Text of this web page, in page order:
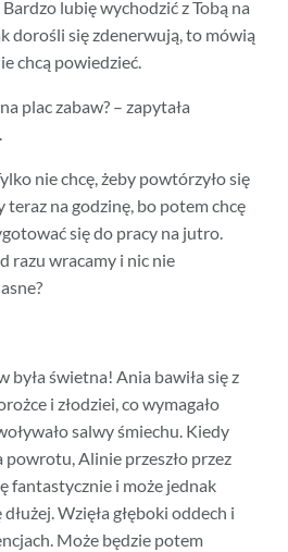
Bardzo lubię wychodzić z Tobą na
dorośli się zdenerwują, to mówią
chcą powiedzieć.
plac zabaw? – zapytała
nie chcę, żeby powtórzyło się
na godzinę, bo potem chcę
się do pracy na jutro.
razu wracamy i nic nie
była świetna! Ania bawiła się z
i złodziei, co wymagało
salwy śmiechu. Kiedy
powrotu, Alinie przeszło przez
fantastycznie i może jednak
Wzięła głęboki oddech i
Może będzie potem